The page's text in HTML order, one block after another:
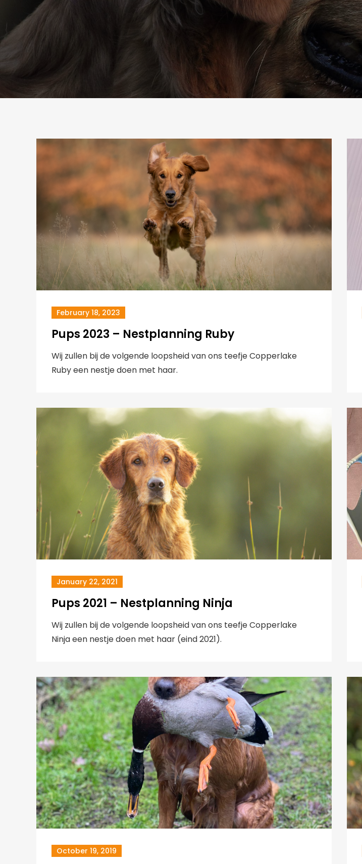
February 18, 2023
Pups 2023 – Nestplanning Ruby
Wij zullen bij de volgende loopsheid van ons teefje Copperlake
Ruby een nestje doen met haar.
January 22, 2021
Pups 2021 – Nestplanning Ninja
Wij zullen bij de volgende loopsheid van ons teefje Copperlake
Ninja een nestje doen met haar (eind 2021).
October 19, 2019